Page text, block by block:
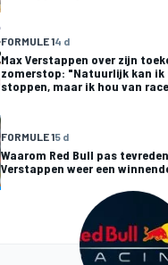
FORMULE 14 d
Max Verstappen over zijn
zomerstop: "Natuurlijk kan ik
stoppen, maar ik hou van
FORMULE 15 d
Waarom Red Bull pas
Verstappen weer een